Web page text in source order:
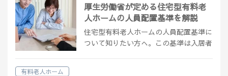
厚生労働省が定める住宅型有料老
人ホームの人員配置基準を解説
住宅型有料老人ホームの人員配置基準に
ついて知りたい方へ。この基準は入居者
有料老人ホーム